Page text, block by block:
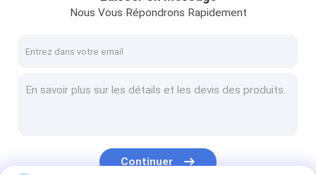
Nous Vous Répondrons Rapidement
Continuer